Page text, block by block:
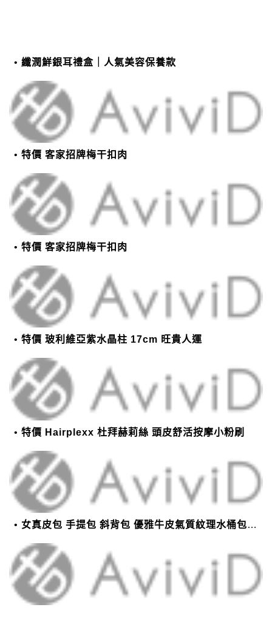
纖潤鮮銀耳禮盒｜人氣美容保養款
特價 客家招牌梅干扣肉
特價 客家招牌梅干扣肉
特價 玻利維亞紫水晶柱 17cm 旺貴人運
特價 Hairplexx 杜拜赫莉絲 頭皮舒活按摩小粉刷
女真皮包 手提包 斜背包 優雅牛皮氣質紋理水桶包(2色)【XBO7950112】＊艾美時尚(現+預)